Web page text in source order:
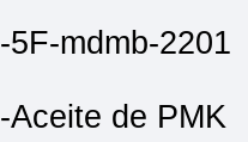
-5F-mdmb-2201
-Aceite de PMK